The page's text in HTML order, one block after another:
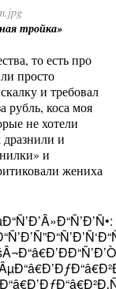
тройка»
то есть про
просто
и требовал
рубль, коса моя
не хотели
дразнили и
и
жениха